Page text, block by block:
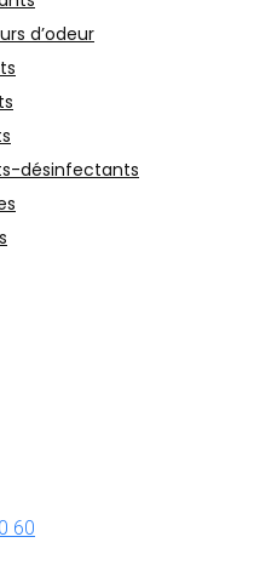
d’odeur
désinfectants
60